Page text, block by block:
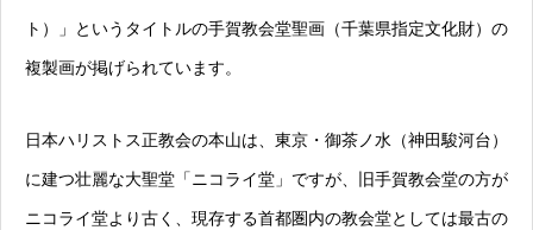
ト）」というタイトルの手賀教会堂聖画（千葉県指定文化財）の
複製画が掲げられています。
日本ハリストス正教会の本山は、東京・御茶ノ水（神田駿河台）
に建つ壮麗な大聖堂「ニコライ堂」ですが、旧手賀教会堂の方が
ニコライ堂より古く、現存する首都圏内の教会堂としては最古の